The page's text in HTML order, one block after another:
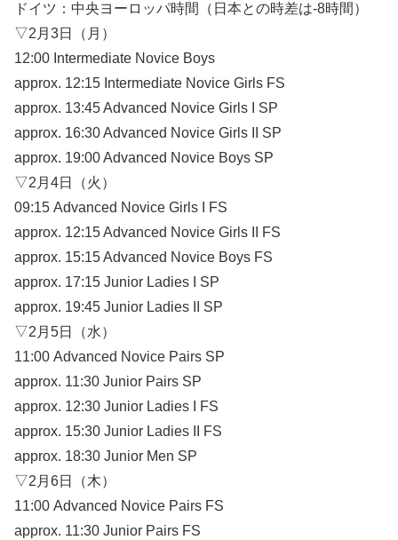
ドイツ：中央ヨーロッパ時間（日本との時差は-8時間）
▽2月3日（月）
12:00 Intermediate Novice Boys
approx. 12:15 Intermediate Novice Girls FS
approx. 13:45 Advanced Novice Girls I SP
approx. 16:30 Advanced Novice Girls II SP
approx. 19:00 Advanced Novice Boys SP
▽2月4日（火）
09:15 Advanced Novice Girls I FS
approx. 12:15 Advanced Novice Girls II FS
approx. 15:15 Advanced Novice Boys FS
approx. 17:15 Junior Ladies I SP
approx. 19:45 Junior Ladies II SP
▽2月5日（水）
11:00 Advanced Novice Pairs SP
approx. 11:30 Junior Pairs SP
approx. 12:30 Junior Ladies I FS
approx. 15:30 Junior Ladies II FS
approx. 18:30 Junior Men SP
▽2月6日（木）
11:00 Advanced Novice Pairs FS
approx. 11:30 Junior Pairs FS